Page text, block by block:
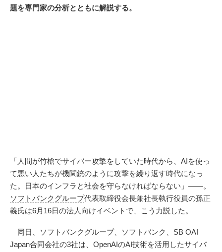
題を専門家の分析とともに解説する。
「人間が竹槍でサイバー攻撃をしていた時代から、AIを使っ
て悪い人たちが機関銃のように攻撃を繰り返す時代になっ
た。日本のインフラと社会を守らなければならない」——。
ソフトバンクグループ代表取締役会長兼社長執行役員の孫正
義氏は6月16日の法人向けイベントで、こう力説した。
同日、ソフトバンクグループ、ソフトバンク、SB OAI
Japan合同会社の3社は、OpenAIのAI技術を活用したサイバ